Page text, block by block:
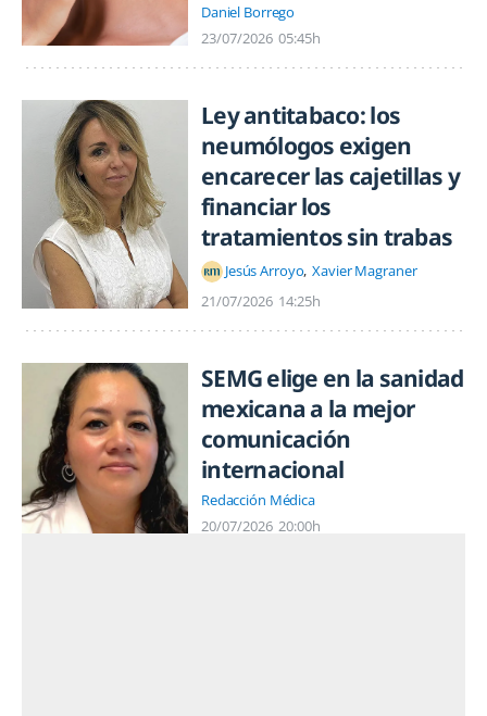
Daniel Borrego
23/07/2026 05:45h
Ley antitabaco: los
neumólogos exigen
encarecer las cajetillas y
financiar los
tratamientos sin trabas
Jesús Arroyo Xavier Magraner
21/07/2026 14:25h
SEMG elige en la sanidad
mexicana a la mejor
comunicación
internacional
Redacción Médica
20/07/2026 20:00h